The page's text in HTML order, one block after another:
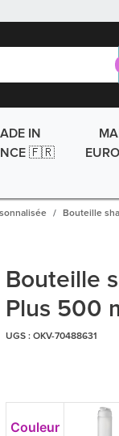
IN
🇫🇷
Bouteille
Bouteille
Plus 500
UGS : OKV-70488631
Couleur